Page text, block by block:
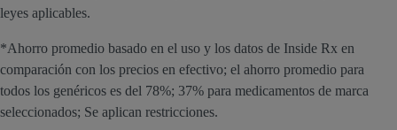
leyes aplicables.
*Ahorro promedio basado en el uso y los datos de Inside Rx en
comparación con los precios en efectivo; el ahorro promedio para
todos los genéricos es del 78%; 37% para medicamentos de marca
seleccionados; Se aplican restricciones.